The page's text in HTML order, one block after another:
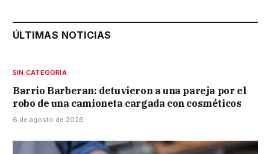
ÚLTIMAS NOTICIAS
SIN CATEGORÍA
Barrio Barberan: detuvieron a una pareja por el
robo de una camioneta cargada con cosméticos
6 de agosto de 2026